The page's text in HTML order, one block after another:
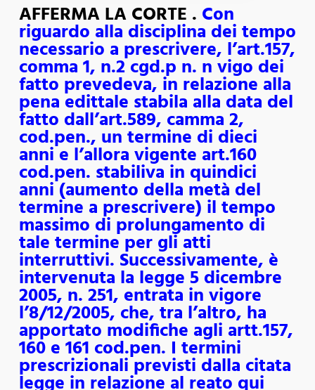
AFFERMA LA CORTE . Con
riguardo alla disciplina dei tempo
necessario a prescrivere, l’art.157,
comma 1, n.2 cgd.p n. n vigo dei
fatto prevedeva, in relazione alla
pena edittale stabila alla data del
fatto dall’art.589, camma 2,
cod.pen., un termine di dieci
anni e l’allora vigente art.160
cod.pen. stabiliva in quindici
anni (aumento della metà del
termine a prescrivere) il tempo
massimo di prolungamento di
tale termine per gli atti
interruttivi. Successivamente, è
intervenuta la legge 5 dicembre
2005, n. 251, entrata in vigore
l’8/12/2005, che, tra l’altro, ha
apportato modifiche agli artt.157,
160 e 161 cod.pen. I termini
prescrizionali previsti dalla citata
legge in relazione al reato qui